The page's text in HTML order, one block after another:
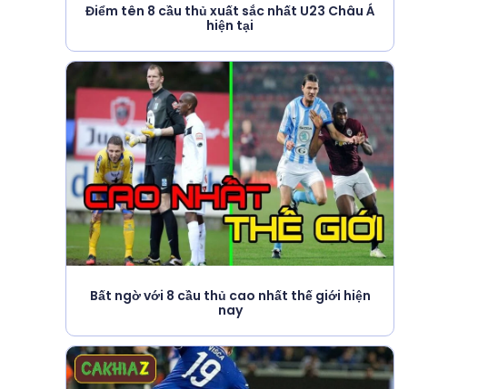
Điểm tên 8 cầu thủ xuất sắc nhất U23 Châu Á
hiện tại
Bất ngờ với 8 cầu thủ cao nhất thế giới hiện
nay